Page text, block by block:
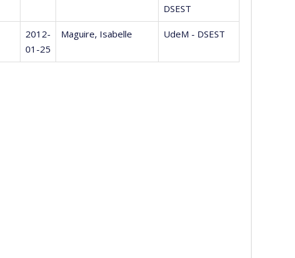
DSEST
2012-
01-25
Maguire, Isabelle UdeM - DSEST